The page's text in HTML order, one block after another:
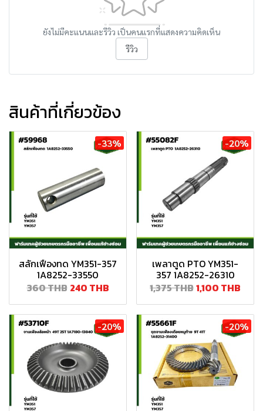
ยังไม่มีคะแนนและรีวิว เป็นคนแรกที่แสดงความคิดเห็น
รีวิว
สินค้าที่เกี่ยวข้อง
-33%
สลักเฟืองทด YM351-357
1A8252-33550
360 THB 240 THB
-20%
เพลาตูด PTO YM351-
357 1A8252-26310
1,375 THB1,100 THB
-20% -20%